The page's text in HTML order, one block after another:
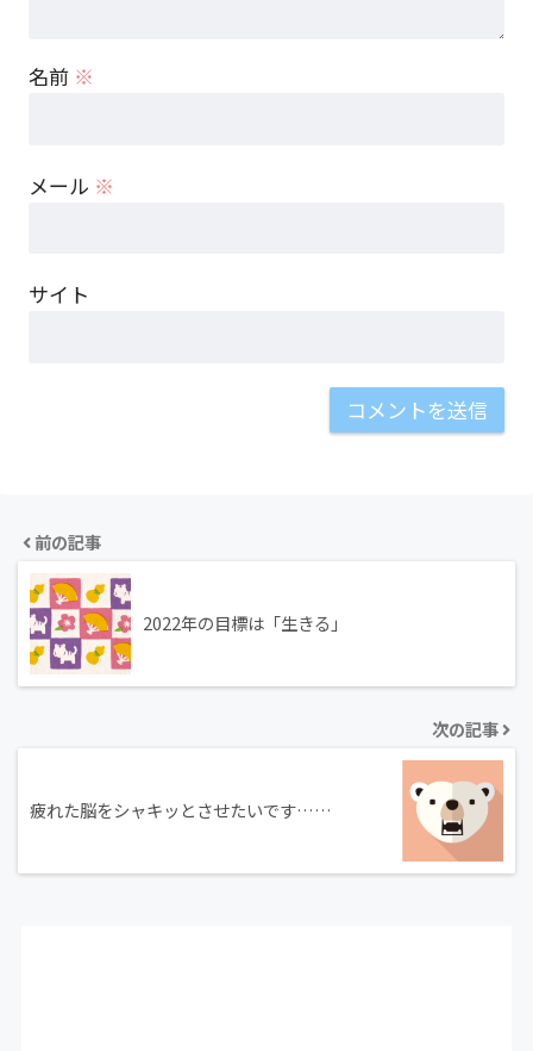
名前 ※
メール ※
サイト
前の記事
2022年の目標は「生きる」
次の記事
疲れた脳をシャキッとさせたいです……